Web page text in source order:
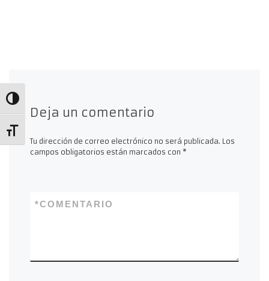
Alternar alto contraste
Alternar tamaño de letra
Deja un comentario
Tu dirección de correo electrónico no será publicada. Los
campos obligatorios están marcados con *
COMENTARIO
*